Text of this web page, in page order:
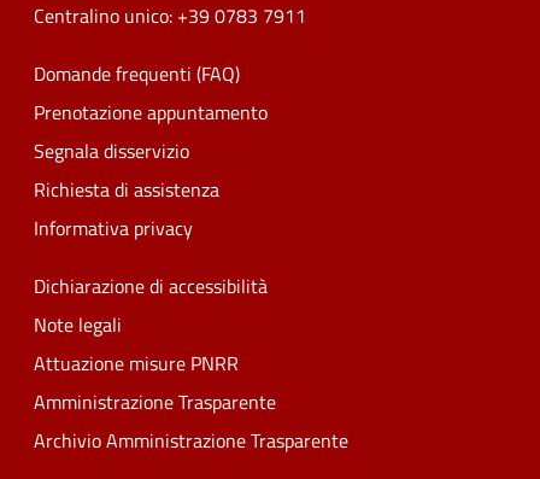
Centralino unico: +39 0783 7911
Domande frequenti (FAQ)
Prenotazione appuntamento
Segnala disservizio
Richiesta di assistenza
Informativa privacy
Dichiarazione di accessibilità
Note legali
Attuazione misure PNRR
Amministrazione Trasparente
Archivio Amministrazione Trasparente